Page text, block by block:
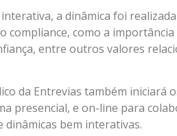
a dinâmica foi
compliance, como a
entre outros valores
da Entrevias também iniciará
presencial, e on-line para
bem interativas.